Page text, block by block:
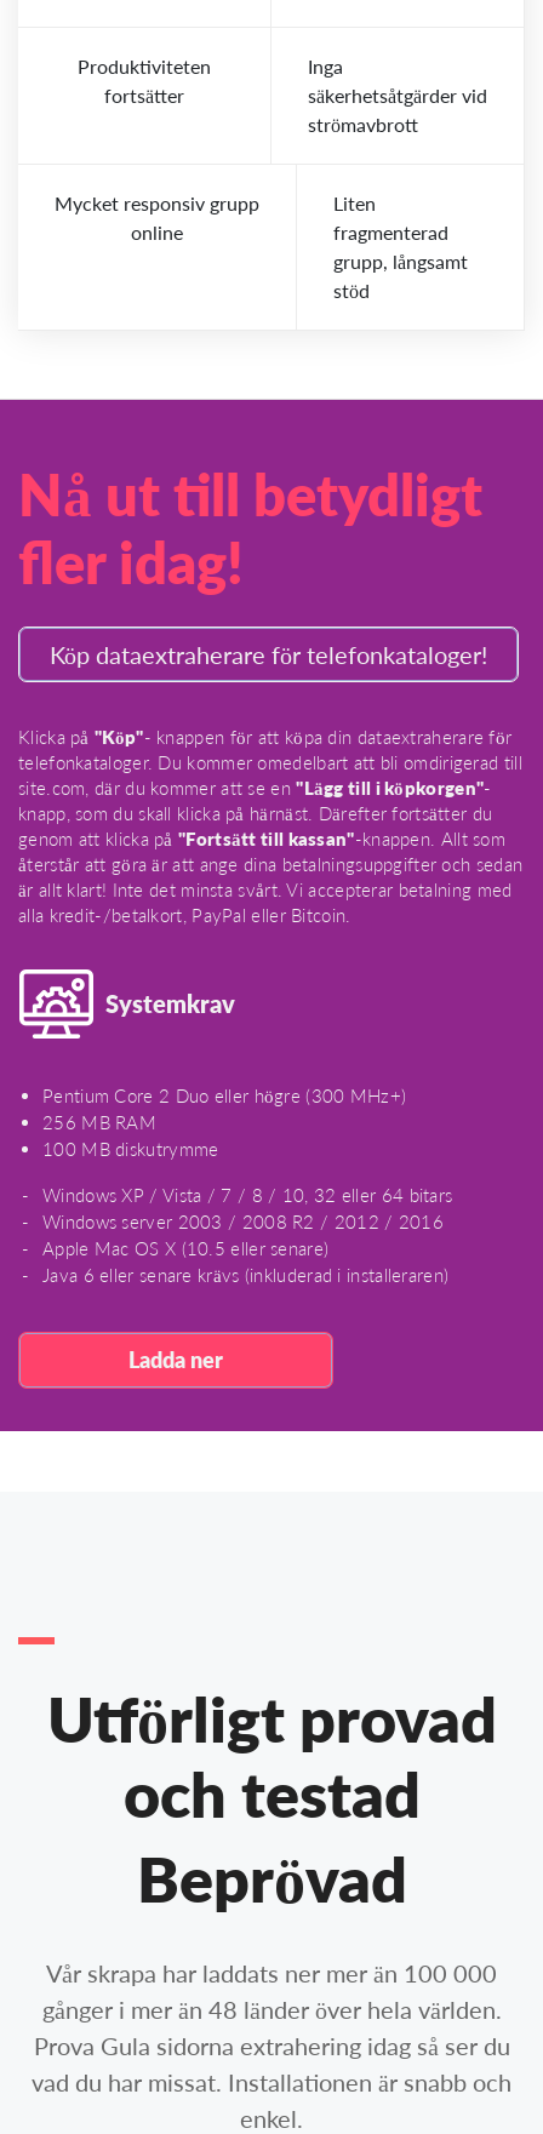
Produktiviteten
fortsätter
Inga
säkerhetsåtgärder vid
strömavbrott
Mycket responsiv grupp
online
Liten
fragmenterad
grupp, långsamt
stöd
Nå ut till betydligt
fler idag!
Köp dataextraherare för telefonkataloger!
Klicka på "Köp"- knappen för att köpa din dataextraherare för
telefonkataloger. Du kommer omedelbart att bli omdirigerad till
site.com, där du kommer att se en"Lägg till i köpkorgen"-
knapp, som du skall klicka på härnäst. Därefter fortsätter du
genom att klicka på"Fortsätt till kassan"-knappen. Allt som
återstår att göra är att ange dina betalningsuppgifter och sedan
är allt klart! Inte det minsta svårt. Vi accepterar betalning med
alla kredit-/betalkort, PayPal eller Bitcoin.
Systemkrav
Pentium Core 2 Duo eller högre (300 MHz+)
256 MB RAM
100 MB diskutrymme
Windows XP / Vista / 7 / 8 / 10, 32 eller 64 bitars
Windows server 2003 / 2008 R2 / 2012 / 2016
Apple Mac OS X (10.5 eller senare)
Java 6 eller senare krävs (inkluderad i installeraren)
Ladda ner
Utförligt provad
och testad
Beprövad
Vår skrapa har laddats ner mer än 100 000
gånger i mer än 48 länder över hela världen.
Prova Gula sidorna extrahering idag så ser du
vad du har missat. Installationen är snabb och
enkel.